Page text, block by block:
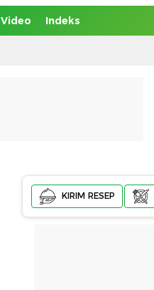
Video Indeks
KIRIM RESEP